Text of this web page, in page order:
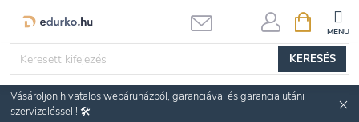
KERESÉS
KOSÁR
Vásároljon hivatalos webáruházból, garanciával és garancia utáni
szervizeléssel ! 🛠️